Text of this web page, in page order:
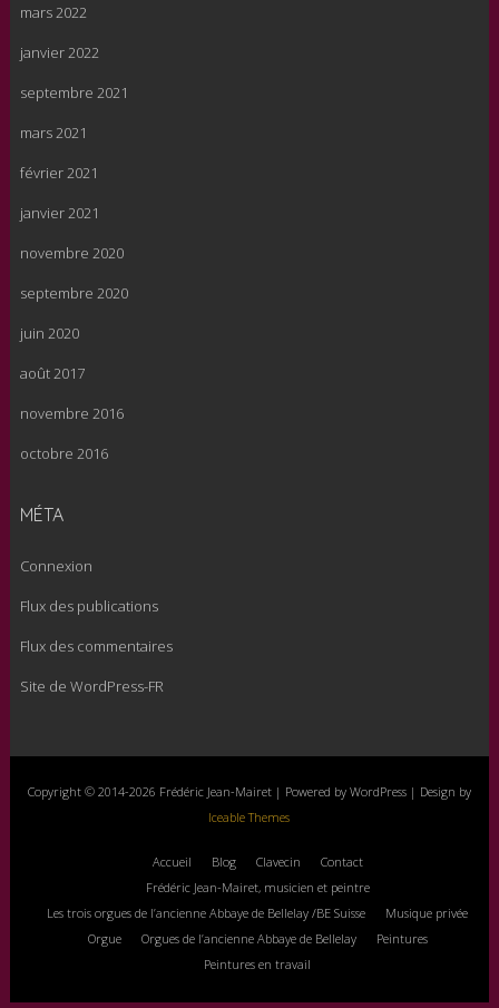
mars 2022
janvier 2022
septembre 2021
mars 2021
février 2021
janvier 2021
novembre 2020
septembre 2020
juin 2020
août 2017
novembre 2016
octobre 2016
MÉTA
Connexion
Flux des publications
Flux des commentaires
Site de WordPress-FR
Copyright © 2014-2026 Frédéric Jean-Mairet | Powered by WordPress | Design by
Iceable Themes
Accueil Blog Clavecin
Contact
Frédéric Jean-Mairet, musicien et peintre
Les trois orgues de l’ancienne Abbaye de Bellelay /BE Suisse
Musique privée
Orgue
Orgues de l’ancienne Abbaye de Bellelay
Peintures
Peintures en travail